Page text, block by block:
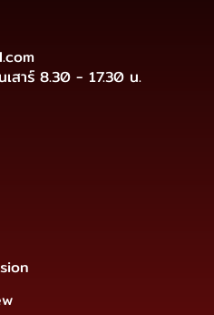
เสาร์ 8.30 - 17.30 น.